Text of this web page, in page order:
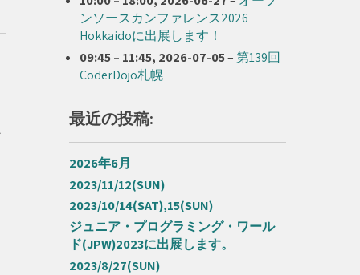
ンソースカンファレンス2026
Hokkaidoに出展します！
09:45– 11:45, 2026-07-05–第139回
CoderDojo札幌
最近の投稿:
2026年6月
2023/11/12(SUN)
2023/10/14(SAT),15(SUN)
ジュニア・プログラミング・ワール
ド(JPW)2023に出展します。
2023/8/27(SUN)